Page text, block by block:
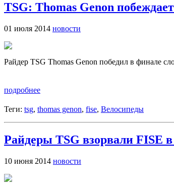
TSG: Thomas Genon
01 июля 2014 новости
Райдер TSG Thomas Genon победил в финале
подробнее
Теги: tsg, thomas genon, fise, Велосипеды
Райдеры TSG взорвали FISE
10 июня 2014 новости